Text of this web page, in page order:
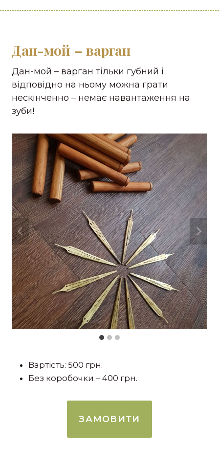
Вартість: 500 грн.
Без коробочки – 400 грн.
ЗАМОВИТИ
Дан-мой – варган
Дан-мой – варган тільки губний і
відповідно на ньому можна грати
нескінченно – немає навантаження на
зуби!